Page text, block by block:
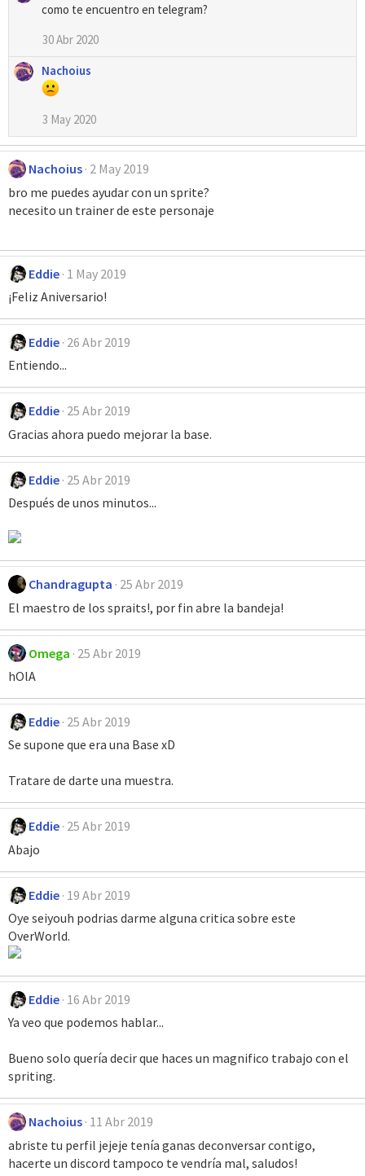
como te encuentro en telegram?
30 Abr 2020
Nachoius
3 May 2020
Nachoius 2 May 2019
bro me puedes ayudar con un sprite?
necesito un trainer de este personaje
Eddie 1 May 2019
¡Feliz Aniversario!
Eddie 26 Abr 2019
Entiendo...
Eddie 25 Abr 2019
Gracias ahora puedo mejorar la base.
Eddie 25 Abr 2019
Después de unos minutos...
Chandragupta 25 Abr 2019
El maestro de los spraits!, por fin abre la bandeja!
Omega 25 Abr 2019
hOlA
Eddie 25 Abr 2019
Se supone que era una Base xD
Tratare de darte una muestra.
Eddie 25 Abr 2019
Abajo
Eddie 19 Abr 2019
Oye seiyouh podrias darme alguna critica sobre este
OverWorld.
Eddie 16 Abr 2019
Ya veo que podemos hablar...
Bueno solo quería decir que haces un magnifico trabajo con el
spriting.
Nachoius 11 Abr 2019
abriste tu perfil jejeje tenía ganas deconversar contigo,
hacerte un discord tampoco te vendría mal, saludos!